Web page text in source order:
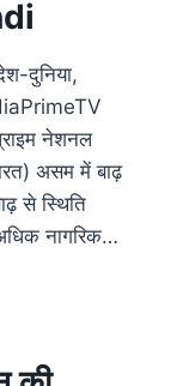
दुनिया,
नेशनल
असम में बाढ़
से स्थिति
नागरिक…